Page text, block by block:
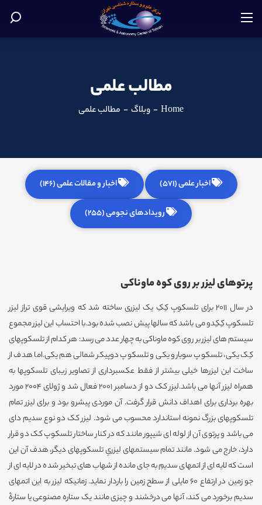
مطالب علمی
Home
- وبلاگ - مطالب علمی
اخبار علمی (571) اخبار و مقالات علمی (146)
رویدادهای نجومی (255)
پرتوهای لیزر بر روی کوه ماوناکی
در سال 2011 برای تلسکوپ کِکِ یک لیزری ساخته شد که ویرایشی قوی تراز لیزر
تلسکوپ کِکِدو می باشد که سالها پیش نصب شده بود.با احتساب این لیزر مجموع
سیستم های لیزر بر روی کوه ماوناکی به چهار عدد می رسد: هر کدام از تلسکوپهای
کِک یکی، تلسکوپ سوبارو یکی و تلسکوپ دوپیکر شمالی هم یکی.اما هدف از
ساخت این لیزرها خیلی بیشتر از فقط عکسبرداری از تصاویر زیبای تلسکوپها به
همراه لیزر آنها می باشد.لیزر کک دو از دسامبر 2001 فعال شد و ژولای 2004 مورد
بهره برداری برای اهداف دانش قرار گرفت. آن موردی پیشرو بود و برای لیزر تمام
تلسکوپهای بزرگ نمونه استاندارد محسوب می شود. لیزر کک دو نوع سدیم دای
می باشد و پرتوی آن از لوله ای شیپور مانند که در کنار ساختار تلسکوپ کک دو قرار
دارد، خارج می شود. مانند تمام سیستمهای لیزریِ تلسکوپهای دیگر، هدف آن این
است که لایه ای از اتمهای سدیمِ به جای مانده از شهاب های تبخیر شده در لایه ای از
جو زمین در ارتفاع 60 مایلی از سطح زمین را باردار نماید. زمانیکه لیزر به این اتمهای
سدیم برخورد می کند، آنها می درخشند و چیزی مانند یک ستاره مصنوعی یا ستارۀ